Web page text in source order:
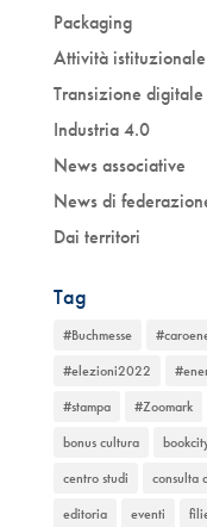
Packaging
Attività istituzionale
Transizione digitale
Industria 4.0
News associative
News di
Dai territori
Tag
#Buchmesse
#elezioni2022
#stampa
#Zoomark
bonus cultura
centro studi
consulta
editoria
eventi